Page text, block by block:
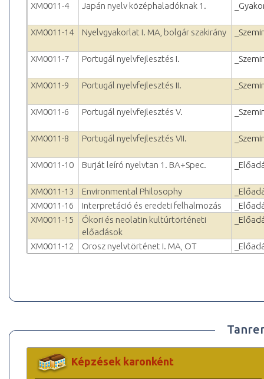
XM0011-4 Japán nyelv középhaladóknak 1.
XM0011-14 Nyelvgyakorlat I. MA, bolgár szakirány
XM0011-7 Portugál nyelvfejlesztés I.
XM0011-9 Portugál nyelvfejlesztés II.
XM0011-6 Portugál nyelvfejlesztés V.
XM0011-8 Portugál nyelvfejlesztés VII.
XM0011-10 Burját leíró nyelvtan 1. BA+Spec.
XM0011-13 Environmental Philosophy
XM0011-16
Interpretáció és eredeti felhalmozás
XM0011-15
Ókori és neolatin kultúrtörténeti
előadások
XM0011-12 Orosz nyelvtörténet I. MA, OT
Képzések karonként